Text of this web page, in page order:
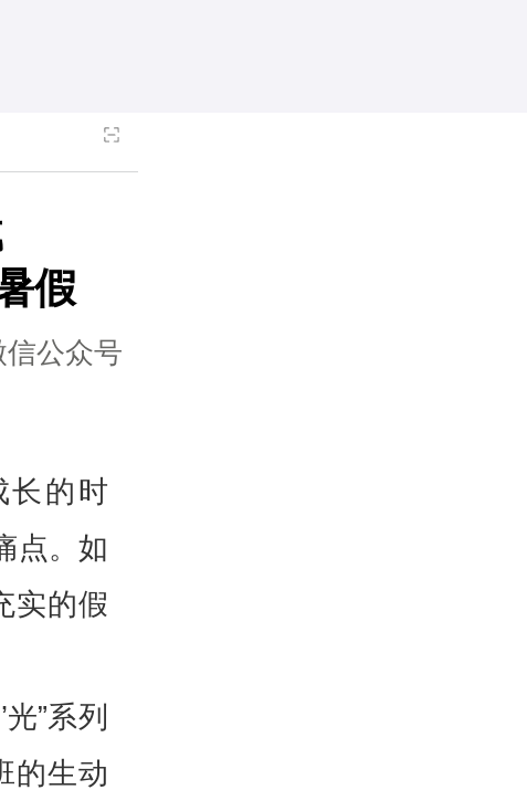
假
信公众号
长的时
点。如
实的假
”系列
的生动